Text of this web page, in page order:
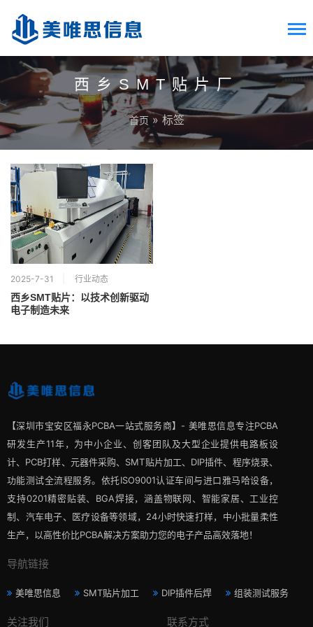
西乡SMT贴片厂
首页 » 标签
2025-7-31 行业动态
​​西乡SMT贴片：以技术创新驱动
电子制造未来​
【深圳市宝安区福永PCBA一站式服务商】- 美唯思信息专注PCBA
研发生产11年，为中小企业、创客团队及大型企业提供电路板设
计、PCB打样、元器件采购、SMT贴片加工、DIP插件、程序烧录、
功能测试全流程服务。依托ISO9001认证车间与进口雅马哈设备，
支持0201精密贴装、BGA焊接，涵盖物联网、智能家居、工业控
制、汽车电子、医疗设备等领域，24小时快速打样，中小批量柔性
生产，以高性价比PCBA解决方案助力您的电子产品高效落地！
导航链接
美唯思信息 SMT贴片加工 DIP插件后焊 组装测试服务
关注我们 联系方式